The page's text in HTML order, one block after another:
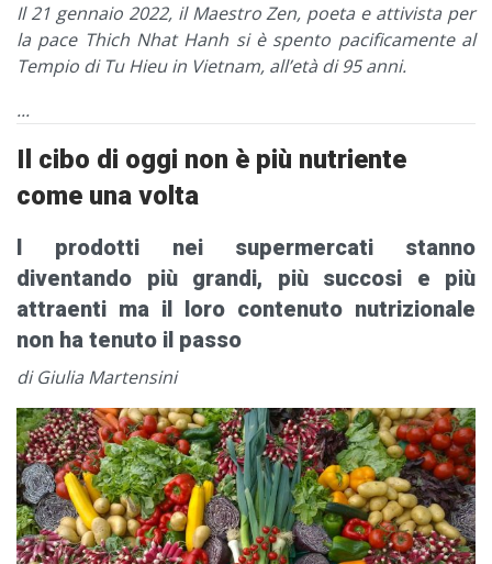
Il 21 gennaio 2022, il Maestro Zen, poeta e attivista per
la pace Thich Nhat Hanh si è spento pacificamente al
Tempio di Tu Hieu in Vietnam, all’età di 95 anni.
...
Il cibo di oggi non è più nutriente
come una volta
I prodotti nei supermercati stanno
diventando più grandi, più succosi e più
attraenti ma il loro contenuto nutrizionale
non ha tenuto il passo
di Giulia Martensini